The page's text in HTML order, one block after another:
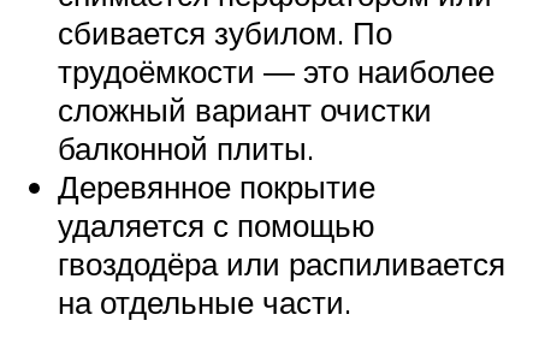
сбивается зубилом. По
трудоёмкости ― это наиболее
сложный вариант очистки
балконной плиты.
Деревянное покрытие
удаляется с помощью
гвоздодёра или распиливается
на отдельные части.